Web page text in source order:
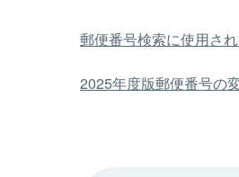
郵便番号検索に使用さ
2025年度版郵便番号の